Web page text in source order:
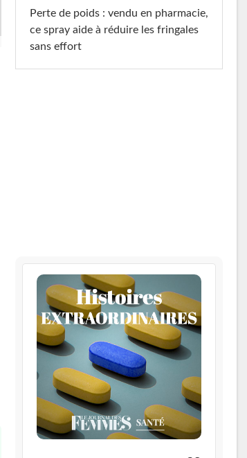
Perte de poids : vendu en pharmacie,
ce spray aide à réduire les fringales
sans effort